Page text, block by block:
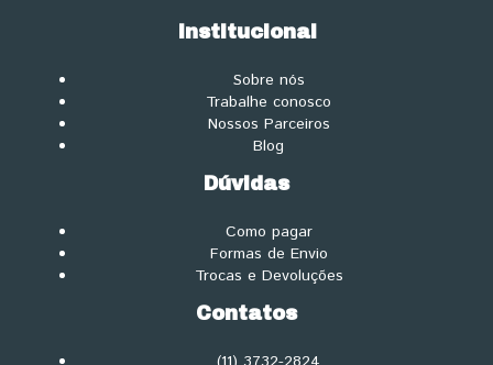
Institucional
Sobre nós
Trabalhe conosco
Nossos Parceiros
Blog
Dúvidas
Como pagar
Formas de Envio
Trocas e Devoluções
Contatos